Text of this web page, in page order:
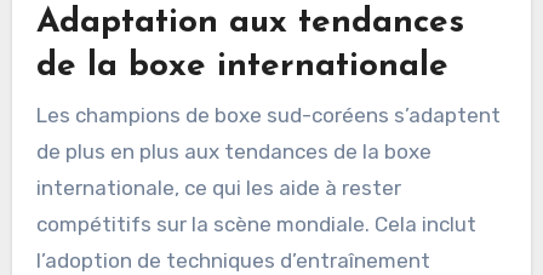
Adaptation aux tendances
de la boxe internationale
Les champions de boxe sud-coréens s’adaptent
de plus en plus aux tendances de la boxe
internationale, ce qui les aide à rester
compétitifs sur la scène mondiale. Cela inclut
l’adoption de techniques d’entraînement